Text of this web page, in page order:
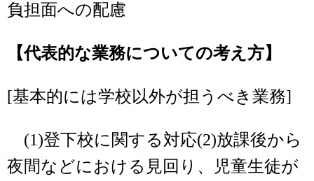
負担面への配慮
【代表的な業務についての考え方】
[基本的には学校以外が担うべき業務]
(1)登下校に関する対応(2)放課後から
夜間などにおける見回り、児童生徒が